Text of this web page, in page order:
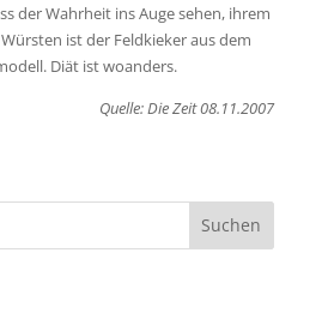
der Wahrheit ins Auge sehen, ihrem
ist der Feldkieker aus dem
Diät ist woanders.
Quelle: Die Zeit 08.11.2007